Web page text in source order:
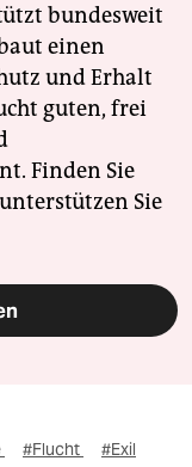
bundesweit
einen
und Erhalt
guten, frei
Finden Sie
Sie
#Flucht #Exil